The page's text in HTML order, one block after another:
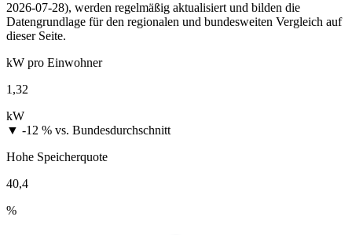
2026-07-28), werden regelmäßig aktualisiert und bilden die
Datengrundlage für den regionalen und bundesweiten Vergleich auf
dieser Seite.
kW pro Einwohner
1,32
kW
▼ -12 % vs. Bundesdurchschnitt
Hohe Speicherquote
40,4
%